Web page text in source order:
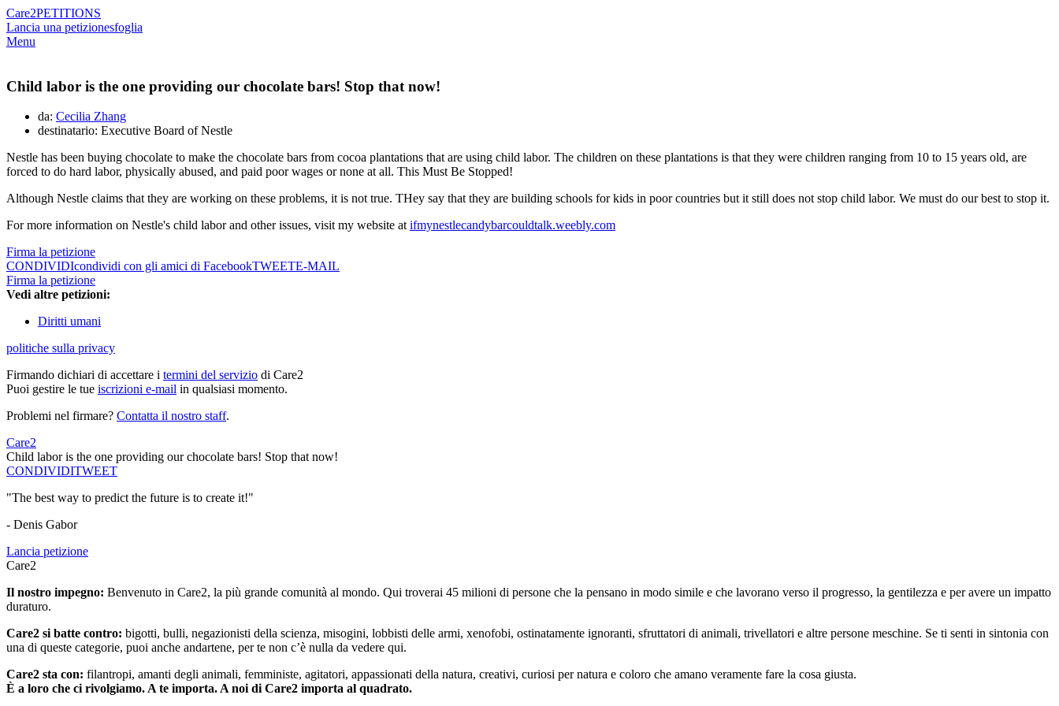
Care2PETITIONS
Lancia una petizionesfoglia
Menu
Child labor is the one providing our chocolate bars! Stop that now!
da: Cecilia Zhang
destinatario: Executive Board of Nestle
Nestle has been buying chocolate to make the chocolate bars from cocoa plantations that are using child labor. The children on these plantations is that they were children ranging from 10 to 15 years old, are
forced to do hard labor, physically abused, and paid poor wages or none at all. This Must Be Stopped!
Although Nestle claims that they are working on these problems, it is not true. THey say that they are building schools for kids in poor countries but it still does not stop child labor. We must do our best to stop it.
For more information on Nestle's child labor and other issues, visit my website atifmynestlecandybarcouldtalk.weebly.com
Firma la petizione
CONDIVIDIcondividi con gli amici di FacebookTWEETE-MAIL
Firma la petizione
Vedi altre petizioni:
Diritti umani
politiche sulla privacy
Firmando dichiari di accettare i termini del servizio di Care2
Puoi gestire le tue iscrizioni e-mail in qualsiasi momento.
Problemi nel firmare? Contatta il nostro staff.
Care2
Child labor is the one providing our chocolate bars! Stop that now!
CONDIVIDITWEET
"The best way to predict the future is to create it!"
- Denis Gabor
Lancia petizione
Care2
Il nostro impegno: Benvenuto in Care2, la più grande comunità al mondo. Qui troverai 45 milioni di persone che la pensano in modo simile e che lavorano verso il progresso, la gentilezza e per avere un impatto
duraturo.
Care2 si batte contro: bigotti, bulli, negazionisti della scienza, misogini, lobbisti delle armi, xenofobi, ostinatamente ignoranti, sfruttatori di animali, trivellatori e altre persone meschine. Se ti senti in sintonia con
una di queste categorie, puoi anche andartene, per te non c’è nulla da vedere qui.
Care2 sta con: filantropi, amanti degli animali, femministe, agitatori, appassionati della natura, creativi, curiosi per natura e coloro che amano veramente fare la cosa giusta.
È a loro che ci rivolgiamo. A te importa. A noi di Care2 importa al quadrato.